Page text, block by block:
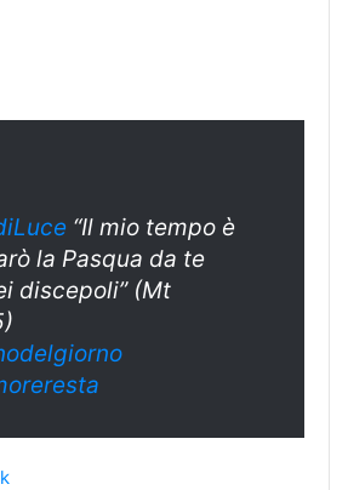
“Il mio tempo è
la Pasqua da te
discepoli” (Mt
o